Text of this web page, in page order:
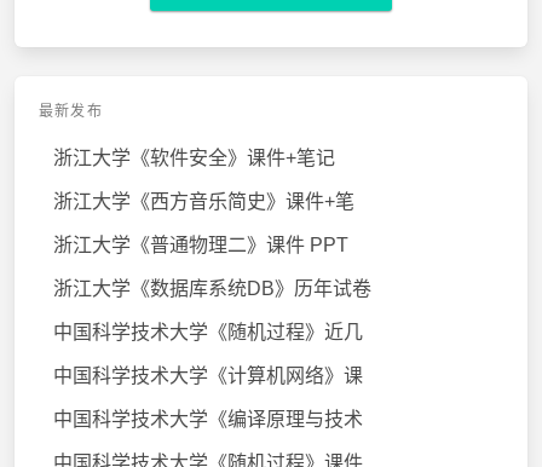
最新发布
浙江大学《软件安全》课件+笔记
浙江大学《西方音乐简史》课件+笔
浙江大学《普通物理二》课件 PPT
浙江大学《数据库系统DB》历年试卷
中国科学技术大学《随机过程》近几
中国科学技术大学《计算机网络》课
中国科学技术大学《编译原理与技术
中国科学技术大学《随机过程》课件